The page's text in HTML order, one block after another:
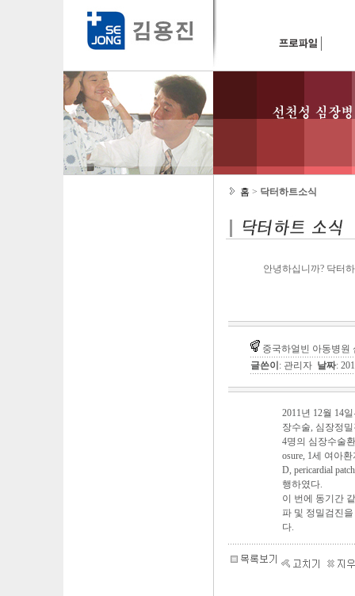
홈 > 닥터하트소식
안녕하십니까? 닥터
중국하얼빈 아동병원
글쓴이 : 관리자 날짜:
2011년 12월 14
장수술, 심장정
4명의 심장수술
osure, 1세 여아
D, pericardial
행하였다.
이 번에 동기간
파 및 정밀검진
다.